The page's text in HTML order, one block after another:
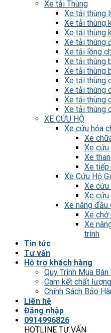
Xe tải Thùng
Xe tải thùng
Xe tải thùng
Xe tải thùng
Xe tải thùng
Xe tải lồng
Xe tải thùng
Xe tải thùng
Xe tải thùng
Xe tải thùng
Xe tải thùng
Xe tải thùng
XE CỨU HỘ
Xe cứu hỏa
Xe
Xe cứu
Xe
Xe
Xe Cứu Hộ
Xe cứu
Xe cứu
Xe nâng đầu
Xe chở
Xe
trình
Tin tức
Tư vấn
Hỗ trợ khách hàng
Quy Trình Mua Bán
Cam kết chất lượng
Chính Sách Bảo
Liên hệ
Đăng nhập
0914996826
HOTLINE TƯ VẤN